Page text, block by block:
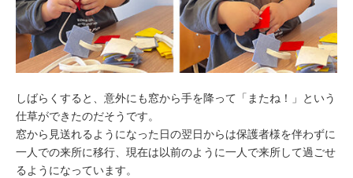
しばらくすると、意外にも窓から手を降って「またね！」という
仕草ができたのだそうです。
窓から見送れるようになった日の翌日からは保護者様を伴わずに
一人での来所に移行、現在は以前のように一人で来所して過ごせ
るようになっています。